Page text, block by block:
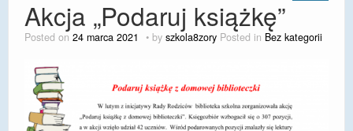
DLA PRACOWNIKÓW
SPORT
DOSTĘPNOŚĆ
Akcja „Podaruj książkę”
Posted on 24 marca 2021 by szkola8zory Posted in Bez kategorii